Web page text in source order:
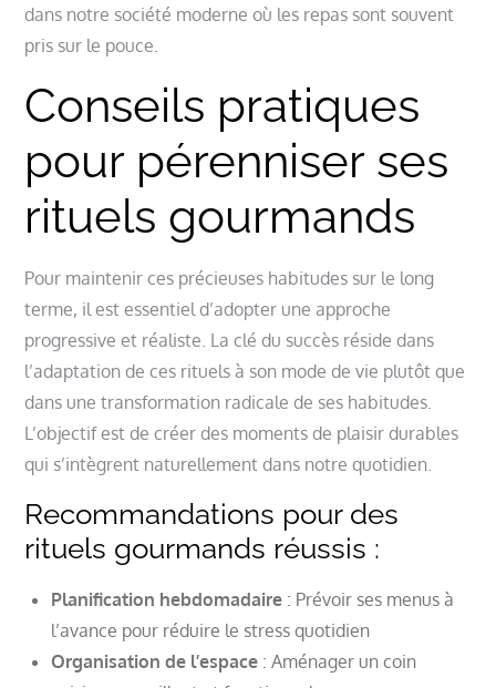
dans notre société moderne où les repas sont souvent
pris sur le pouce.
Conseils pratiques
pour pérenniser ses
rituels gourmands
Pour maintenir ces précieuses habitudes sur le long
terme, il est essentiel d’adopter une approche
progressive et réaliste. La clé du succès réside dans
l’adaptation de ces rituels à son mode de vie plutôt que
dans une transformation radicale de ses habitudes.
L’objectif est de créer des moments de plaisir durables
qui s’intègrent naturellement dans notre quotidien.
Recommandations pour des
rituels gourmands réussis :
Planification hebdomadaire : Prévoir ses menus à
l’avance pour réduire le stress quotidien
Organisation de l’espace : Aménager un coin